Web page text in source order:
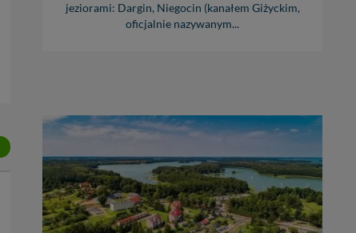
jeziorami: Dargin, Niegocin (kanałem Giżyckim,
oficjalnie nazywanym...